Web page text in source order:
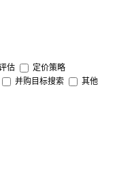
估
定价策略
并购目标搜索
其他